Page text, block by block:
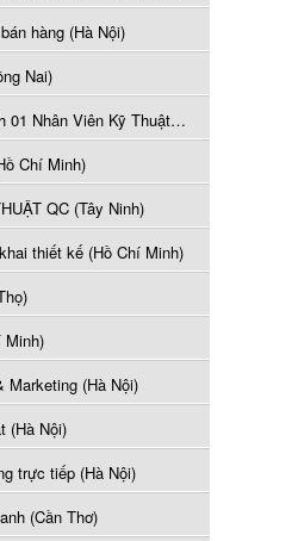
hàng (Hà Nội)
Nai)
SMC Tuyển Nhanh 01 Nhân Viên Kỹ Thuật-Hà Nội (Hà Nội)
Chí Minh)
QC (Tây Ninh)
thiết kế (Hồ Chí Minh)
Minh)
Marketing (Hà Nội)
(Hà Nội)
trực tiếp (Hà Nội)
(Cần Thơ)